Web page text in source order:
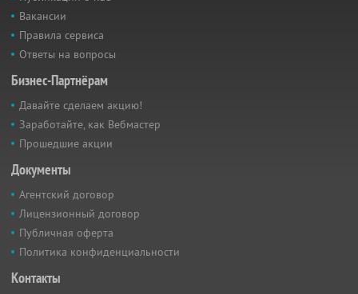
Вакансии
Правила сервиса
Ответы на вопросы
Бизнес-Партнёрам
Давайте сделаем акцию!
Заработайте, как Вебмастер
Прошедшие акции
Документы
Агентский договор
Лицензионный договор
Публичная оферта
Политика конфиденциальности
Контакты